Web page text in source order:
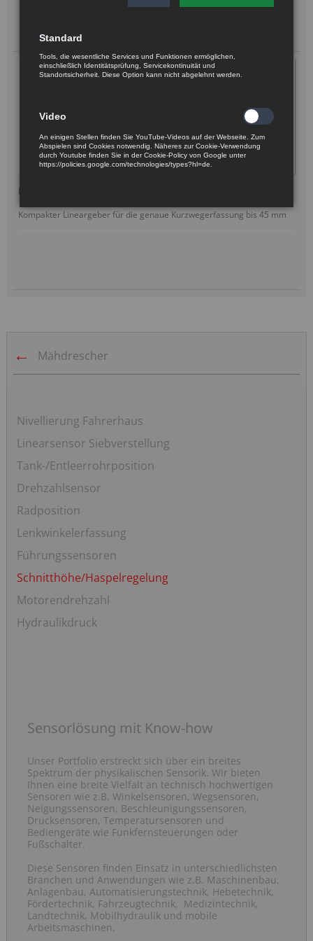
Berührungsloses, lineares Wegmesssystem LHT 32
Kompakter Lineargeber für die genaue Kurzwegerfassung bis 45 mm
Mähdrescher
Navigation
überspringen
Nivellierung Fahrerhaus
Linearsensor Siebverstellung
Tank-/Entleerrohrposition
Drehzahlsensor
Radposition
Lenkwinkelerfassung
Führungssensoren
Schnitthöhe/Haspelregelung
Motorendrehzahl
Hydraulikdruck
Sensorlösung mit Know-how
Unser Portfolio erstreckt sich über ein breites
Spektrum der physikalischen Sensorik. Wir bieten
Ihnen eine breite Vielfalt an technisch hochwertigen
Sensoren wie z.B. Winkelsensoren, Wegsensoren,
Neigungssensoren, Beschleunigungssensoren,
Drucksensoren, Temperatursensoren und
Bediengeräte wie Funkfernsteuerungen oder
Fußschalter.
Diese Sensoren finden Einsatz in unterschiedlichsten
Branchen und Anwendungen wie z.B. Maschinenbau,
Anlagenbau, Automatisierungstechnik, Hebetechnik,
Fördertechnik, Fahrzeugtechnik, Medizintechnik,
Landtechnik, Mobilhydraulik und mobile
Arbeitsmaschinen.
Standard
Tools, die wesentliche Services und Funktionen ermöglichen,
einschließlich Identitätsprüfung, Servicekontinuität und
Standortsicherheit. Diese Option kann nicht abgelehnt werden.
Video
An einigen Stellen finden Sie YouTube-Videos auf der Webseite. Zum
Abspielen sind Cookies notwendig. Näheres zur Cookie-Verwendung
durch Youtube finden Sie in der Cookie-Policy von Google unter
https://policies.google.com/technologies/types?hl=de.